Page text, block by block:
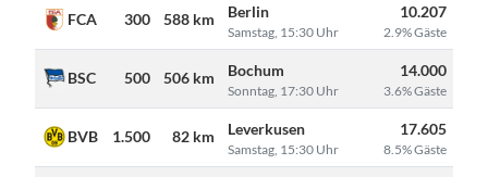
FCA 300 588 km Berlin
Samstag, 15:30 Uhr
10.207
2.9% Gäste
BSC 500 506 km Bochum
Sonntag, 17:30 Uhr
14.000
3.6% Gäste
BVB 1.500 82 km Leverkusen
Samstag, 15:30 Uhr
17.605
8.5% Gäste